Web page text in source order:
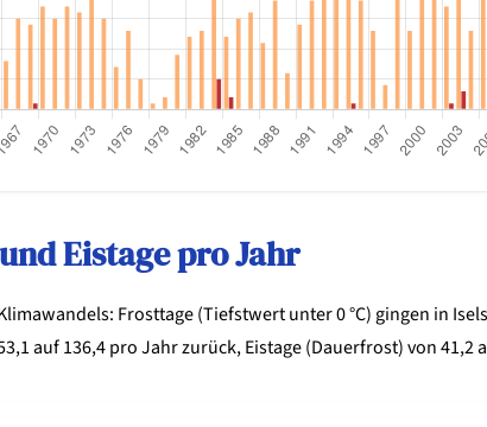
Eistage pro Jahr
Frosttage (Tiefstwert unter 0 °C) gingen in
auf 136,4 pro Jahr zurück, Eistage (Dauerfrost) von 41,2